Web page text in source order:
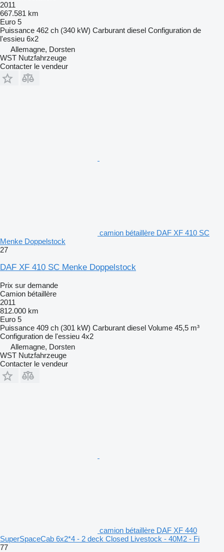
2011
667.581 km
Euro 5
Puissance 462 ch (340 kW) Carburant diesel Configuration de
l'essieu 6x2
Allemagne, Dorsten
WST Nutzfahrzeuge
Contacter le vendeur
camion bétaillère DAF XF 410 SC
Menke Doppelstock
27
DAF XF 410 SC Menke Doppelstock
Prix sur demande
Camion bétaillère
2011
812.000 km
Euro 5
Puissance 409 ch (301 kW) Carburant diesel Volume 45,5 m³
Configuration de l'essieu 4x2
Allemagne, Dorsten
WST Nutzfahrzeuge
Contacter le vendeur
camion bétaillère DAF XF 440
SuperSpaceCab 6x2*4 - 2 deck Closed Livestock - 40M2 - Fi
77